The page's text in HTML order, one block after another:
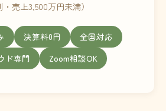
・売上3,500万円未満）
決算料0円
全国対応
ド専門
Zoom相談OK